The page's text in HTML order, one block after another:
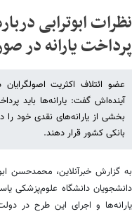
نظرات ابوترابی
پرداخت یارانه در
عضو ائتلاف اکثریت
آینده‌اش گفت: یارانه‌ها باید
بخشی از یارانه‌های نقدی خود
بانکی کشور قرار دهند.
به گزارش خبرآنلاین، محمدحسن
دانشجویان دانشگاه علوم‌پزشکی
یارانه‌ها و اجرای این طرح در